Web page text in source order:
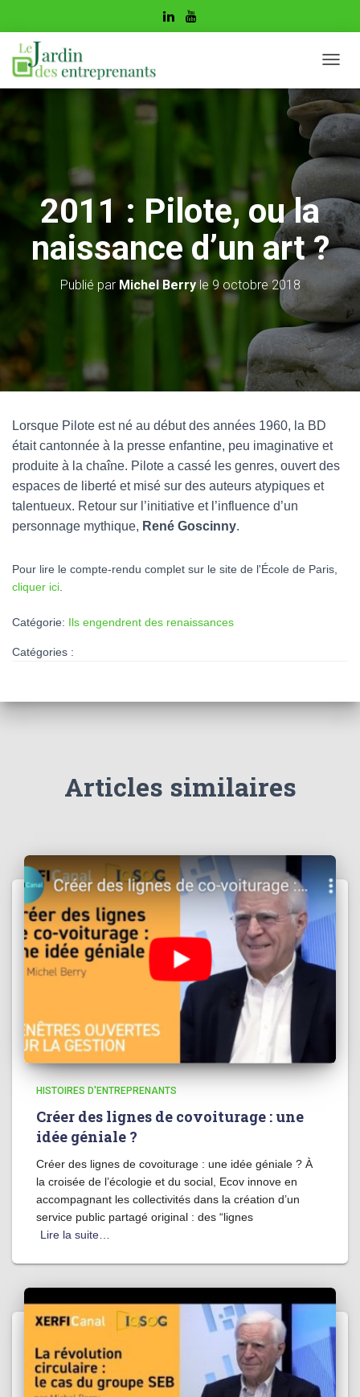
É
P
L
R
L
N
A
V
O
2011 : Pilote, ou la
naissance d’un art ?
Publié par Michel Berryle 9 octobre 2018
Lorsque Pilote est né au début des années 1960, la BD
était cantonnée à la presse enfantine, peu imaginative et
produite à la chaîne. Pilote a cassé les genres, ouvert des
espaces de liberté et misé sur des auteurs atypiques et
talentueux. Retour sur l’initiative et l’influence d’un
personnage mythique, René Goscinny.
Pour lire le compte-rendu complet sur le site de l'École de Paris,
cliquer ici
Catégorie: Ils engendrent des renaissances
Catégories :
Articles similaires
HISTOIRES D'ENTREPRENANTS
Créer des lignes de covoiturage : une
idée géniale ?
Créer des lignes de covoiturage : une idée géniale ? À
la croisée de l’écologie et du social, Ecov innove en
accompagnant les collectivités dans la création d’un
service public partagé original : des “lignes
Lire la suite…